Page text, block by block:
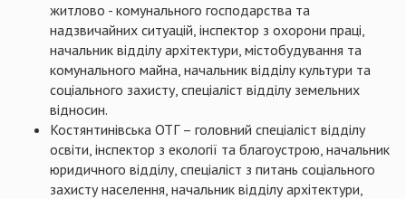
житлово - комунального господарства та
надзвичайних ситуацій, інспектор з охорони праці,
начальник відділу архітектури, містобудування та
комунального майна, начальник відділу культури та
соціального захисту, спеціаліст відділу земельних
відносин.
Костянтинівська ОТГ – головний спеціаліст відділу
освіти, інспектор з екології та благоустрою, начальник
юридичного відділу, спеціаліст з питань соціального
захисту населення, начальник відділу архітектури,